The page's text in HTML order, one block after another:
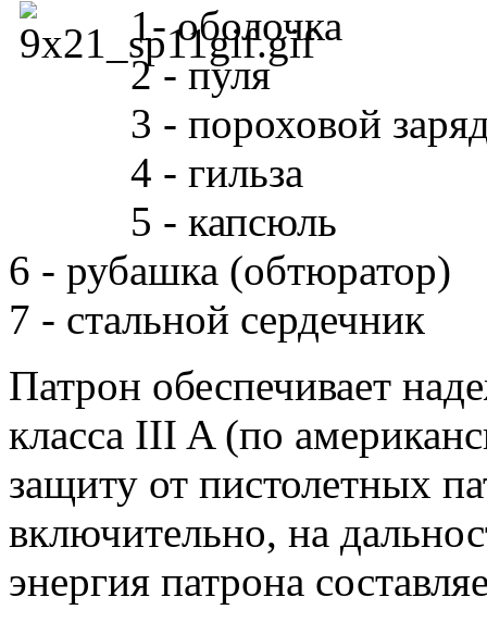
1- оболочка
2 - пуля
3 - пороховой
4 - гильза
5 - капсюль
6 - рубашка (обтюратор)
7 - стальной сердечник
Патрон обеспечивает
класса III A (по
защиту от пистолетных
включительно, на
энергия патрона